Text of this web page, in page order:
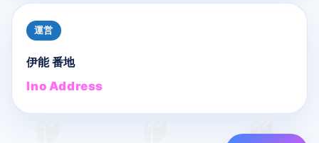
運営
伊能 番地
Ino Address